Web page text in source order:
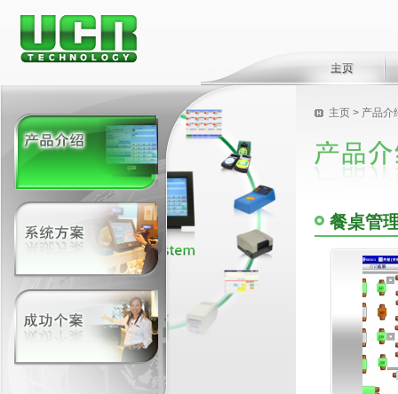
主页 > 产品介
餐桌管